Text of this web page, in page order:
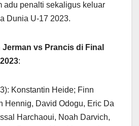
adu penalti sekaligus keluar
Dunia U-17 2023.
vs Prancis di Final
:
Konstantin Heide; Finn
Hennig, David Odogu, Eric Da
Harchaoui, Noah Darvich,